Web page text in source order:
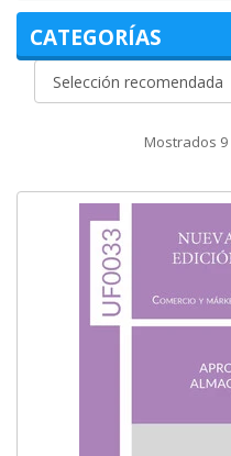
Mostrados 9
CATEGORÍAS